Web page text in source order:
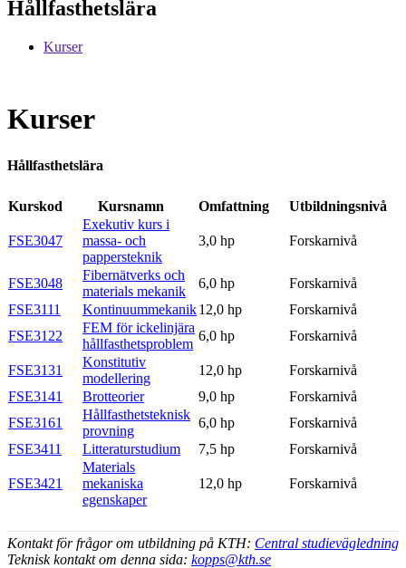
Hållfasthetslära
Kurser
Kurser
Hållfasthetslära
Kurskod Kursnamn Omfattning Utbildningsnivå
FSE3047
Exekutiv kurs i
massa- och
pappersteknik
3,0 hp Forskarnivå
FSE3048
Fibernätverks och
materials mekanik
6,0 hp
Forskarnivå
FSE3111
Kontinuummekanik12,0 hp
Forskarnivå
FSE3122
FEM för ickelinjära
hållfasthetsproblem
6,0 hp Forskarnivå
FSE3131
Konstitutiv
modellering
12,0 hp
Forskarnivå
FSE3141
Brotteorier 9,0 hp
Forskarnivå
FSE3161
Hållfasthetsteknisk
provning
6,0 hp
Forskarnivå
FSE3411
Litteraturstudium 7,5 hp Forskarnivå
FSE3421
Materials
mekaniska
egenskaper
12,0 hp Forskarnivå
Kontakt för frågor om utbildning på KTH: Central studievägledning
Teknisk kontakt om denna sida: kopps@kth.se